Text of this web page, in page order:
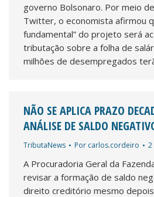
governo Bolsonaro. Por meio
Twitter, o economista afirmou
fundamental” do projeto será
tributação sobre a folha de
milhões de desempregados
NÃO SE APLICA PRAZO
ANÁLISE DE SALDO
TributaNews Por carlos.cordeiro 2
A Procuradoria Geral da
revisar a formação de saldo
direito creditório mesmo